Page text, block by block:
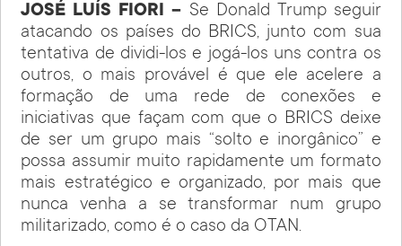
JOSÉ LUÍS FIORI – Se Donald Trump seguir
atacando os países do BRICS, junto com sua
tentativa de dividi-los e jogá-los uns contra os
outros, o mais provável é que ele acelere a
formação de uma rede de conexões e
iniciativas que façam com que o BRICS deixe
de ser um grupo mais “solto e inorgânico” e
possa assumir muito rapidamente um formato
mais estratégico e organizado, por mais que
nunca venha a se transformar num grupo
militarizado, como é o caso da OTAN.